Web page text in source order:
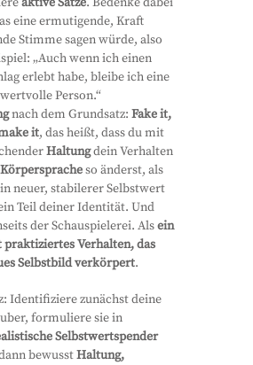
eine ermutigende, Kraft
Stimme sagen würde, also
„Auch wenn ich einen
erlebt habe, bleibe ich eine
Person.“
nach dem Grundsatz: Fake it,
it, das heißt, dass du mit
Haltungdein Verhalten
Körperspracheso änderst, als
neuer, stabilerer Selbstwert
Teil deiner Identität. Und
der Schauspielerei. Alsein
praktiziertes Verhalten, das
Selbstbild verkörpert.
Identifiziere zunächst deine
formuliere sie in
Selbstwertspender
bewusstHaltung,